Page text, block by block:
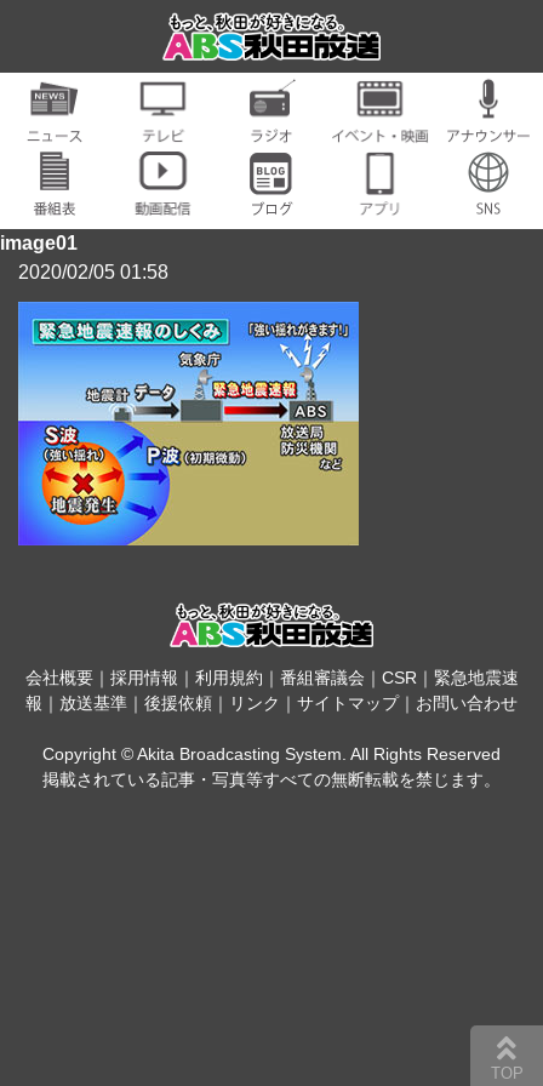
image01
2020/02/05 01:58
会社概要｜ 採用情報 ｜ 利用規約 ｜ 番組審議会 ｜ CSR｜ 緊急地震速
報 ｜ 放送基準 ｜ 後援依頼 ｜ リンク ｜ サイトマップ｜ お問い合わせ
Copyright © Akita Broadcasting System. All Rights Reserved
掲載されている記事・写真等すべての無断転載を禁じます。